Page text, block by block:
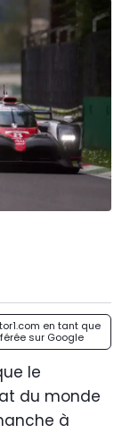
en tant que
sur Google
le
du monde
à